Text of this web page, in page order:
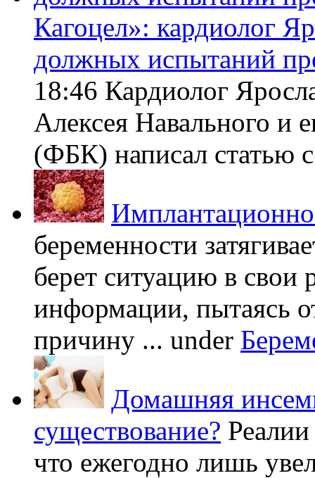
Кагоцел»: кардиолог
должных испытаний
18:46 Кардиолог
Алексея Навального и
(ФБК) написал статью
беременности
берет ситуацию в свои
информации, пытаясь
причину ... under
Домашняя
существование?
что ежегодно лишь